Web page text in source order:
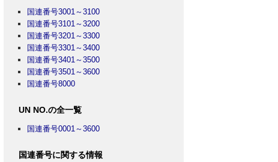
国連番号3001～3100
国連番号3101～3200
国連番号3201～3300
国連番号3301～3400
国連番号3401～3500
国連番号3501～3600
国連番号8000
UN NO.の全一覧
国連番号0001～3600
国連番号に関する情報